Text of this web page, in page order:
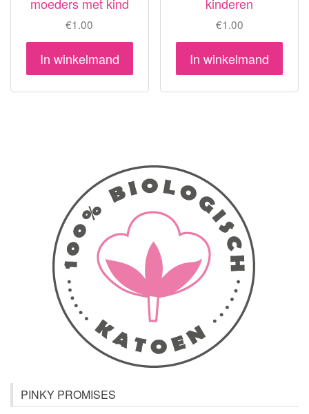
€1.00
In winkelmand
€1.00
In winkelmand
PINKY PROMISES